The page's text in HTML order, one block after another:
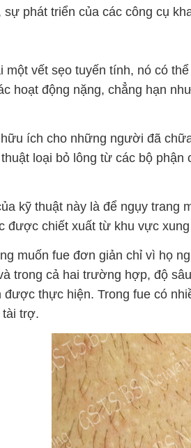
sự phát triển của các công cụ
một vết sẹo tuyến tính, nó có
hoạt động nặng, chẳng hạn
ích cho những người đã
loại bỏ lông từ các bộ
kỹ thuật này là để ngụy trang
được chiết xuất từ khu vực
muốn fue đơn giản chỉ vì họ
trong cả hai trường hợp, độ
được thực hiện. Trong fue có
trợ.